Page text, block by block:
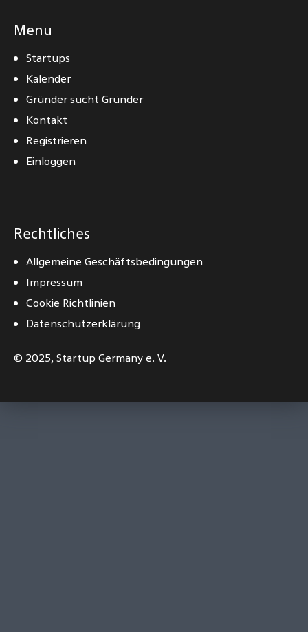
Menu
Startups
Kalender
Gründer sucht Gründer
Kontakt
Registrieren
Einloggen
Rechtliches
Allgemeine Geschäftsbedingungen
Impressum
Cookie Richtlinien
Datenschutzerklärung
© 2025,Startup Germany e. V.